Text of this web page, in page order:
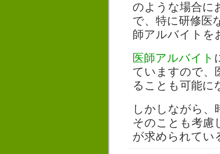
のような場合に
で、特に研修医
師アルバイトを
医師アルバイト
ていますので、
ることも可能に
しかしながら、
そのことも考慮
が求められてい